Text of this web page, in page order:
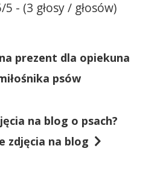
5 - (3 głosy / głosów)
prezent dla opiekuna
psów
na blog o psach?
zdjęcia na blog